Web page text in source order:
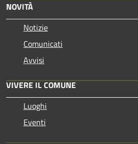
NOVITÀ
Notizie
Comunicati
Avvisi
VIVERE IL COMUNE
Luoghi
Eventi